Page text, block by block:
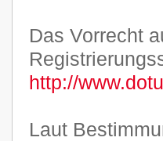
Das Vorrecht
http://
Laut